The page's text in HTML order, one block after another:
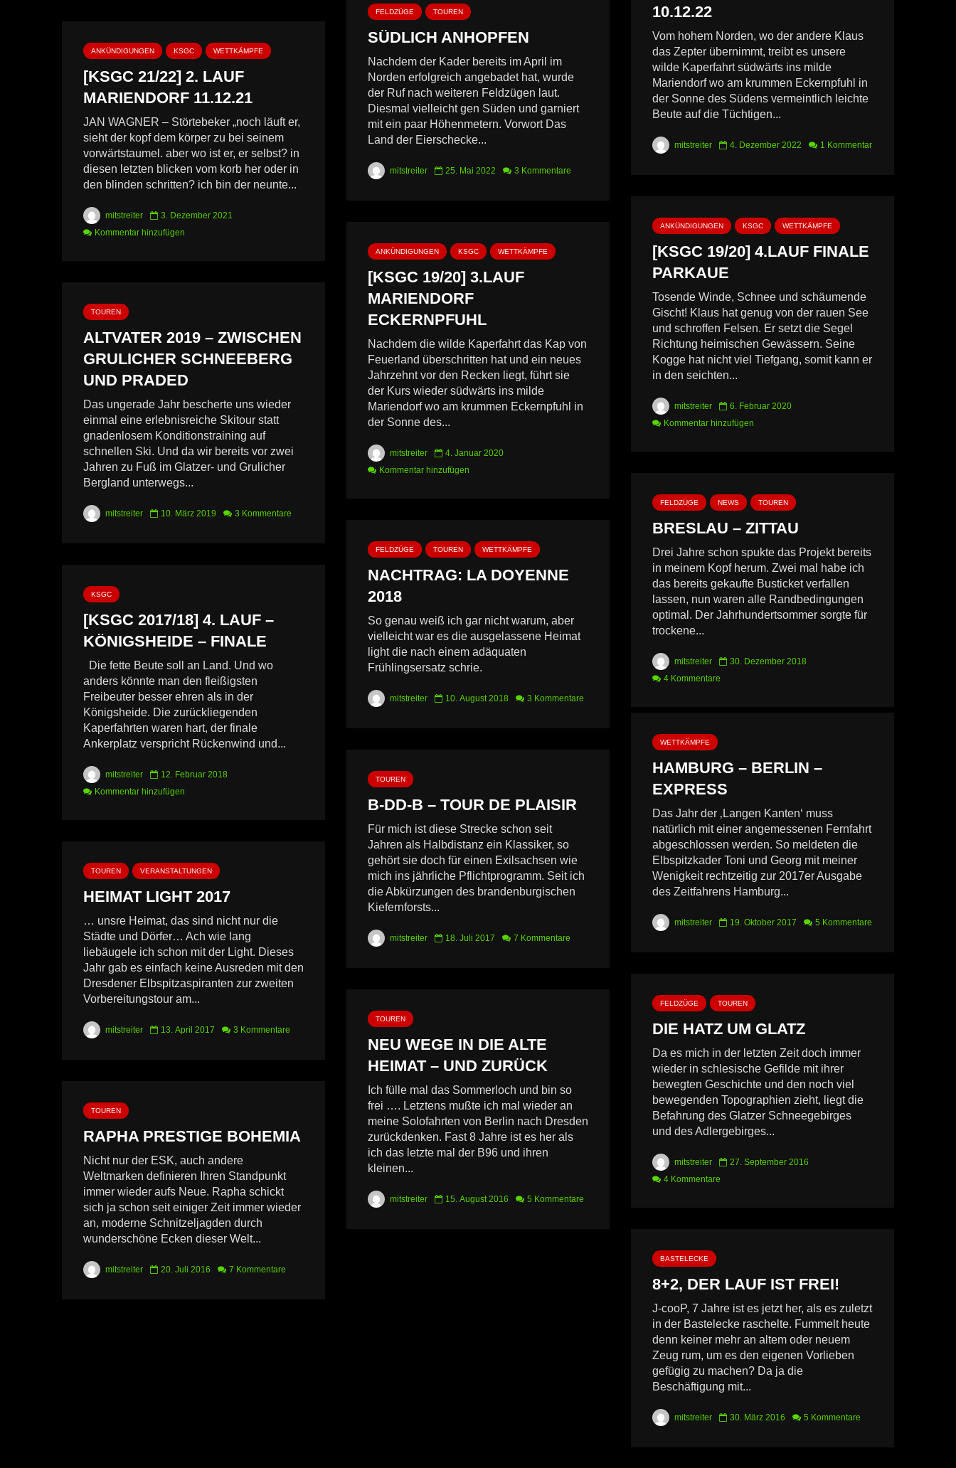
10.12.22
Vom hohem Norden, wo der andere Klaus
das Zepter übernimmt, treibt es unsere
wilde Kaperfahrt südwärts ins milde
Mariendorf wo am krummen Eckernpfuhl in
der Sonne des Südens vermeintlich leichte
Beute auf die Tüchtigen...
mitstreiter 4. Dezember 2022 1 Kommentar
FELDZÜGE TOUREN
SÜDLICH ANHOPFEN
Nachdem der Kader bereits im April im
Norden erfolgreich angebadet hat, wurde
der Ruf nach weiteren Feldzügen laut.
Diesmal vielleicht gen Süden und garniert
mit ein paar Höhenmetern. Vorwort Das
Land der Eierschecke...
mitstreiter 25. Mai 2022 3 Kommentare
ANKÜNDIGUNGEN KSGC WETTKÄMPFE
[KSGC 21/22] 2. LAUF
MARIENDORF 11.12.21
JAN WAGNER – Störtebeker „noch läuft er,
sieht der kopf dem körper zu bei seinem
vorwärtstaumel. aber wo ist er, er selbst? in
diesen letzten blicken vom korb her oder in
den blinden schritten? ich bin der neunte...
mitstreiter
3. Dezember 2021
Kommentar hinzufügen
ANKÜNDIGUNGEN KSGC WETTKÄMPFE
[KSGC 19/20] 4.LAUF FINALE
PARKAUE
Tosende Winde, Schnee und schäumende
Gischt! Klaus hat genug von der rauen See
und schroffen Felsen. Er setzt die Segel
Richtung heimischen Gewässern. Seine
Kogge hat nicht viel Tiefgang, somit kann er
in den seichten...
mitstreiter
6. Februar 2020
Kommentar hinzufügen
ANKÜNDIGUNGEN KSGC WETTKÄMPFE
[KSGC 19/20] 3.LAUF
MARIENDORF
ECKERNPFUHL
Nachdem die wilde Kaperfahrt das Kap von
Feuerland überschritten hat und ein neues
Jahrzehnt vor den Recken liegt, führt sie
der Kurs wieder südwärts ins milde
Mariendorf wo am krummen Eckernpfuhl in
der Sonne des...
mitstreiter
4. Januar 2020
Kommentar hinzufügen
TOUREN
ALTVATER 2019 – ZWISCHEN
GRULICHER SCHNEEBERG
UND PRADED
Das ungerade Jahr bescherte uns wieder
einmal eine erlebnisreiche Skitour statt
gnadenlosem Konditionstraining auf
schnellen Ski. Und da wir bereits vor zwei
Jahren zu Fuß im Glatzer- und Grulicher
Bergland unterwegs...
mitstreiter 10. März 2019 3 Kommentare
FELDZÜGE NEWS TOUREN
BRESLAU – ZITTAU
Drei Jahre schon spukte das Projekt bereits
in meinem Kopf herum. Zwei mal habe ich
das bereits gekaufte Busticket verfallen
lassen, nun waren alle Randbedingungen
optimal. Der Jahrhundertsommer sorgte für
trockene...
mitstreiter
30. Dezember 2018
4 Kommentare
FELDZÜGE TOUREN WETTKÄMPFE
NACHTRAG: LA DOYENNE
2018
So genau weiß ich gar nicht warum, aber
vielleicht war es die ausgelassene Heimat
light die nach einem adäquaten
Frühlingsersatz schrie.
mitstreiter 10. August 2018 3 Kommentare
KSGC
[KSGC 2017/18] 4. LAUF –
KÖNIGSHEIDE – FINALE
Die fette Beute soll an Land. Und wo
anders könnte man den fleißigsten
Freibeuter besser ehren als in der
Königsheide. Die zurückliegenden
Kaperfahrten waren hart, der finale
Ankerplatz verspricht Rückenwind und...
mitstreiter
12. Februar 2018
Kommentar hinzufügen
WETTKÄMPFE
HAMBURG – BERLIN –
EXPRESS
Das Jahr der ‚Langen Kanten‘ muss
natürlich mit einer angemessenen Fernfahrt
abgeschlossen werden. So meldeten die
Elbspitzkader Toni und Georg mit meiner
Wenigkeit rechtzeitig zur 2017er Ausgabe
des Zeitfahrens Hamburg...
mitstreiter 19. Oktober 2017 5 Kommentare
TOUREN
B-DD-B – TOUR DE PLAISIR
Für mich ist diese Strecke schon seit
Jahren als Halbdistanz ein Klassiker, so
gehört sie doch für einen Exilsachsen wie
mich ins jährliche Pflichtprogramm. Seit ich
die Abkürzungen des brandenburgischen
Kiefernforsts...
mitstreiter 18. Juli 2017 7 Kommentare
TOUREN VERANSTALTUNGEN
HEIMAT LIGHT 2017
… unsre Heimat, das sind nicht nur die
Städte und Dörfer… Ach wie lang
liebäugele ich schon mit der Light. Dieses
Jahr gab es einfach keine Ausreden mit den
Dresdener Elbspitzaspiranten zur zweiten
Vorbereitungstour am...
mitstreiter 13. April 2017 3 Kommentare
FELDZÜGE TOUREN
DIE HATZ UM GLATZ
Da es mich in der letzten Zeit doch immer
wieder in schlesische Gefilde mit ihrer
bewegten Geschichte und den noch viel
bewegenden Topographien zieht, liegt die
Befahrung des Glatzer Schneegebirges
und des Adlergebirges...
mitstreiter
27. September 2016
4 Kommentare
TOUREN
NEU WEGE IN DIE ALTE
HEIMAT – UND ZURÜCK
Ich fülle mal das Sommerloch und bin so
frei …. Letztens mußte ich mal wieder an
meine Solofahrten von Berlin nach Dresden
zurückdenken. Fast 8 Jahre ist es her als
ich das letzte mal der B96 und ihren
kleinen...
mitstreiter 15. August 2016 5 Kommentare
TOUREN
RAPHA PRESTIGE BOHEMIA
Nicht nur der ESK, auch andere
Weltmarken definieren Ihren Standpunkt
immer wieder aufs Neue. Rapha schickt
sich ja schon seit einiger Zeit immer wieder
an, moderne Schnitzeljagden durch
wunderschöne Ecken dieser Welt...
mitstreiter 20. Juli 2016 7 Kommentare
BASTELECKE
8+2, DER LAUF IST FREI!
J-cooP, 7 Jahre ist es jetzt her, als es zuletzt
in der Bastelecke raschelte. Fummelt heute
denn keiner mehr an altem oder neuem
Zeug rum, um es den eigenen Vorlieben
gefügig zu machen? Da ja die
Beschäftigung mit...
mitstreiter 30. März 2016 5 Kommentare